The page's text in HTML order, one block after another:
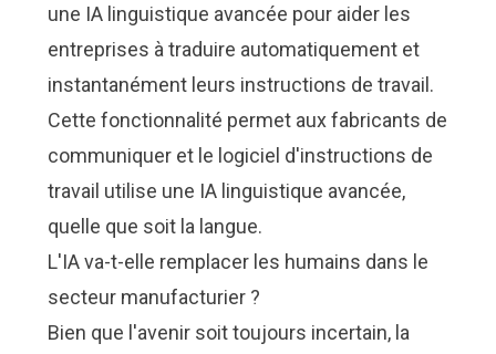
une IA linguistique avancée pour aider les
entreprises à traduire automatiquement et
instantanément leurs instructions de travail.
Cette fonctionnalité permet aux fabricants de
communiquer et le logiciel d'instructions de
travail utilise une IA linguistique avancée,
quelle que soit la langue.
L'IA va-t-elle remplacer les humains dans le
secteur manufacturier ?
Bien que l'avenir soit toujours incertain, la